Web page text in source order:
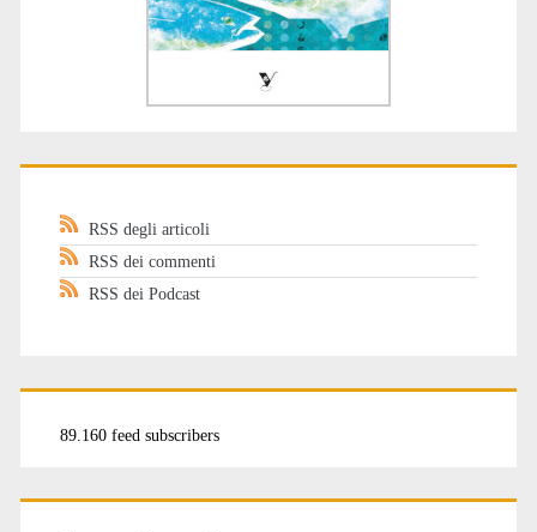
RSS degli articoli
RSS dei commenti
RSS dei Podcast
89.160 feed subscribers